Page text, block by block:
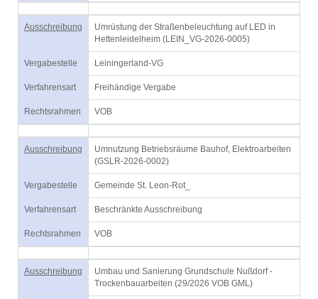
Ausschreibung
Umrüstung der Straßenbeleuchtung auf LED in
Hettenleidelheim (LEIN_VG-2026-0005)
Vergabestelle Leiningerland-VG
Verfahrensart Freihändige Vergabe
Rechtsrahmen VOB
Ausschreibung
Umnutzung Betriebsräume Bauhof, Elektroarbeiten
(GSLR-2026-0002)
Vergabestelle Gemeinde St. Leon-Rot_
Verfahrensart Beschränkte Ausschreibung
Rechtsrahmen VOB
Ausschreibung
Umbau und Sanierung Grundschule Nußdorf -
Trockenbauarbeiten (29/2026 VOB GML)